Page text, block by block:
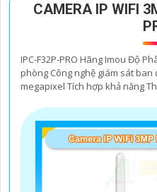
CAMERA IP WIFI
IPC-F32P-PRO Hãng Imou Độ
phòng Công nghệ giám sát ban
megapixel Tích hợp khả năng